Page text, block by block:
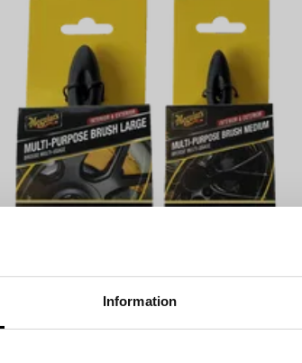
Information